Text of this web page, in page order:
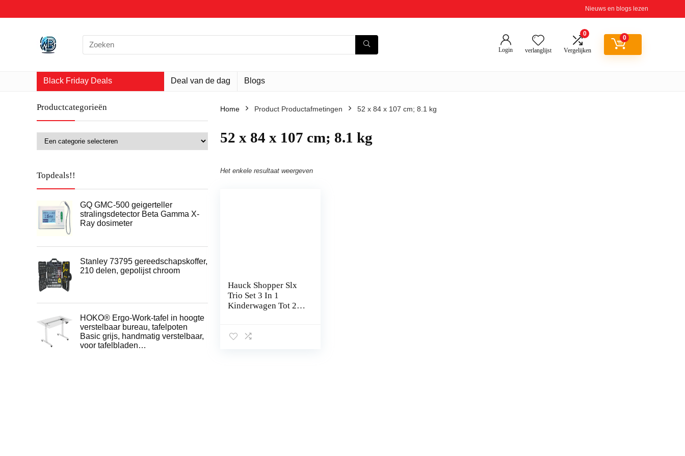
Nieuws en blogs lezen
Search
for:
Login verlanglijst
0
Vergelijken
0
Black Friday Deals Deal van de dag Blogs
Productcategorieën
Topdeals!!
GQ GMC-500 geigerteller
stralingsdetector Beta Gamma X-
Ray dosimeter
Stanley 73795 gereedschapskoffer,
210 delen, gepolijst chroom
HOKO® Ergo-Work-tafel in hoogte
verstelbaar bureau, tafelpoten
Basic grijs, handmatig verstelbaar,
voor tafelbladen…
Home Product Productafmetingen ‎52 x 84 x 107 cm; 8.1 kg
‎52 x 84 x 107 cm; 8.1 kg
Het enkele resultaat weergeven
Hauck Shopper Slx
Trio Set 3 In 1
Kinderwagen Tot 25
Matras Vanaf De